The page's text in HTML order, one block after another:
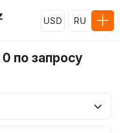
USD RU
по запросу